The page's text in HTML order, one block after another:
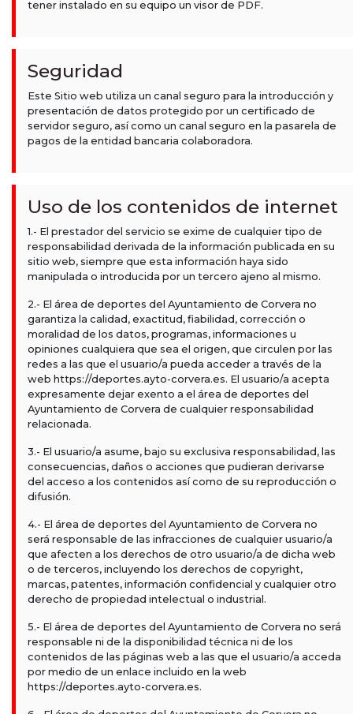
tener instalado en su equipo un visor de PDF.
Seguridad
Este Sitio web utiliza un canal seguro para la introducción y
presentación de datos protegido por un certificado de
servidor seguro, así como un canal seguro en la pasarela de
pagos de la entidad bancaria colaboradora.
Uso de los contenidos de internet
1.- El prestador del servicio se exime de cualquier tipo de
responsabilidad derivada de la información publicada en su
sitio web, siempre que esta información haya sido
manipulada o introducida por un tercero ajeno al mismo.
2.- El área de deportes del Ayuntamiento de Corvera no
garantiza la calidad, exactitud, fiabilidad, corrección o
moralidad de los datos, programas, informaciones u
opiniones cualquiera que sea el origen, que circulen por las
redes a las que el usuario/a pueda acceder a través de la
web https://deportes.ayto-corvera.es. El usuario/a acepta
expresamente dejar exento a el área de deportes del
Ayuntamiento de Corvera de cualquier responsabilidad
relacionada.
3.- El usuario/a asume, bajo su exclusiva responsabilidad, las
consecuencias, daños o acciones que pudieran derivarse
del acceso a los contenidos así como de su reproducción o
difusión.
4.- El área de deportes del Ayuntamiento de Corvera no
será responsable de las infracciones de cualquier usuario/a
que afecten a los derechos de otro usuario/a de dicha web
o de terceros, incluyendo los derechos de copyright,
marcas, patentes, información confidencial y cualquier otro
derecho de propiedad intelectual o industrial.
5.- El área de deportes del Ayuntamiento de Corvera no será
responsable ni de la disponibilidad técnica ni de los
contenidos de las páginas web a las que el usuario/a acceda
por medio de un enlace incluido en la web
https://deportes.ayto-corvera.es.